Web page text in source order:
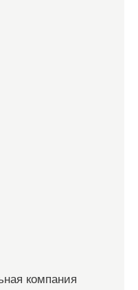
компания